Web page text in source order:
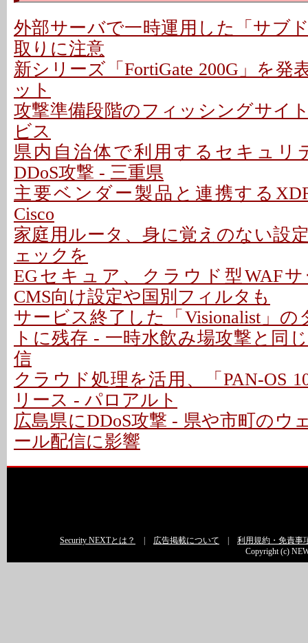
外部サーバで一時運用した「サブ
取りに注意
新シリーズ「FortiGate 200G」を発
ット
攻撃準備段階のフィッシングサイ
ビス
県内自治体で利用するセキュリ
DDoS攻撃 - 三重県
主要ベンダー製品と連携する
Cisco
家庭用ルータ、身に覚えのない設
ェックを
EGセキュア、クラウド型WAF
CMS向け設定や国別フィルタも
サービス終了した「Visionalist」の
トに残存 - 一時水飲み場攻撃と同
信
クラウド処理を活用、「PAN-OS
リース - パロアルト
広島県にDDoS攻撃 - 県や市町のウ
ール配信に影響
Security NEXTとは？ 広告掲載について
利用規約・免責事
Copyright (c)